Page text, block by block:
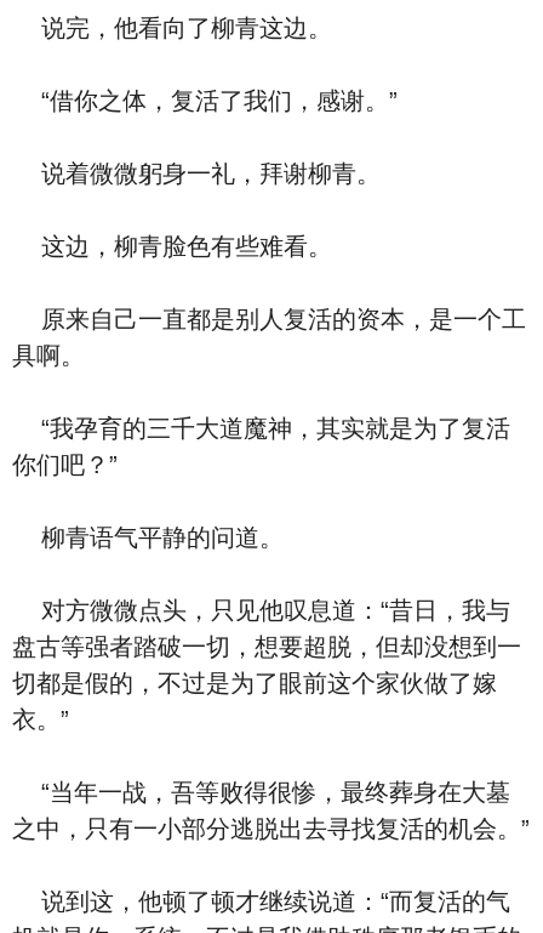
说完，他看向了柳青这边。
“借你之体，复活了我们，感谢。”
说着微微躬身一礼，拜谢柳青。
这边，柳青脸色有些难看。
原来自己一直都是别人复活的资本，是一个工
具啊。
“我孕育的三千大道魔神，其实就是为了复活
你们吧？”
柳青语气平静的问道。
对方微微点头，只见他叹息道：“昔日，我与
盘古等强者踏破一切，想要超脱，但却没想到一
切都是假的，不过是为了眼前这个家伙做了嫁
衣。”
“当年一战，吾等败得很惨，最终葬身在大墓
之中，只有一小部分逃脱出去寻找复活的机会。”
说到这，他顿了顿才继续说道：“而复活的气